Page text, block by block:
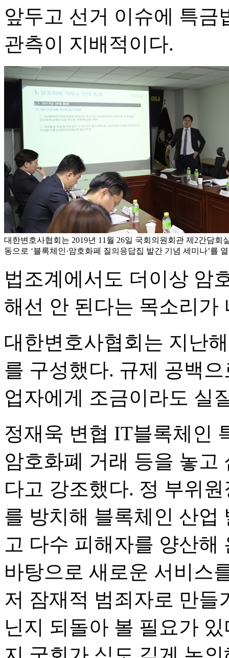
앞두고 선거 이슈에 특금
관측이 지배적이다.
대한변호사협회는 2019년 11월 26일 국회의원회관 제2간담회
동으로 ‘블록체인·암호화폐 질의응답집 발간 기념 세미나’를
법조계에서도 더이상 암
해선 안 된다는 목소리가
대한변호사협회는 지난
를 구성했다. 규제 공백
업자에게 조금이라도 실
정재욱 변협 IT블록체인
암호화폐 거래 등을 놓고
다고 강조했다. 정 부위
를 방치해 블록체인 산업
고 다수 피해자를 양산해
바탕으로 새로운 서비스
저 잠재적 범죄자로 만들
닌지 되돌아 볼 필요가